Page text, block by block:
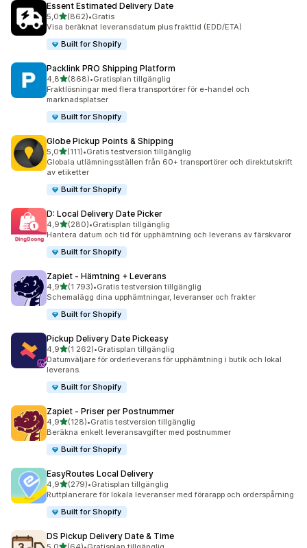
Essent Estimated Delivery Date
5,0av 5 stjärnor
(862)
862 recensioner totalt
•Gratis
Visa beräknat leveransdatum plus frakttid (EDD/ETA)
Built for Shopify
Packlink PRO Shipping Platform
4,8av 5 stjärnor
(868)
868 recensioner totalt
•Gratisplan tillgänglig
Fraktlösningar med flera transportörer för e-handel och
marknadsplatser
Built for Shopify
Globe Pickup Points & Shipping
5,0av 5 stjärnor
(111)
111 recensioner totalt
•Gratis testversion tillgänglig
Globala utlämningsställen från 60+ transportörer och direktutskrift
av etiketter
Built for Shopify
D: Local Delivery Date Picker
4,9av 5 stjärnor
(280)
280 recensioner totalt
•Gratisplan tillgänglig
Hantera datum och tid för upphämtning och leverans av färskvaror
Built for Shopify
Zapiet ‑ Hämtning + Leverans
4,9av 5 stjärnor
(1 793)
1793 recensioner totalt
•Gratis testversion tillgänglig
Schemalägg dina upphämtningar, leveranser och frakter
Built for Shopify
Pickup Delivery Date Pickeasy
4,9av 5 stjärnor
(1 262)
1262 recensioner totalt
•Gratisplan tillgänglig
Datumväljare för orderleverans för upphämtning i butik och lokal
leverans.
Built for Shopify
Zapiet ‑ Priser per Postnummer
4,9av 5 stjärnor
(128)
128 recensioner totalt
•Gratis testversion tillgänglig
Beräkna enkelt leveransavgifter med postnummer
Built for Shopify
EasyRoutes Local Delivery
4,9av 5 stjärnor
(279)
279 recensioner totalt
•Gratisplan tillgänglig
Ruttplanerare för lokala leveranser med förarapp och orderspårning
Built for Shopify
DS Pickup Delivery Date & Time
av 5 stjärnor